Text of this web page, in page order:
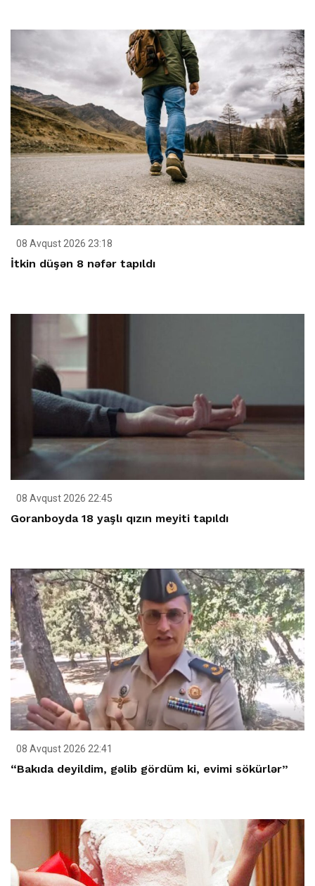
08 Avqust 2026 23:18
İtkin düşən 8 nəfər tapıldı
08 Avqust 2026 22:45
Goranboyda 18 yaşlı qızın meyiti tapıldı
08 Avqust 2026 22:41
“Bakıda deyildim, gəlib gördüm ki, evimi sökürlər”